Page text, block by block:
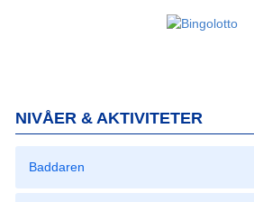
NIVÅER & AKTIVITETER
Baddaren